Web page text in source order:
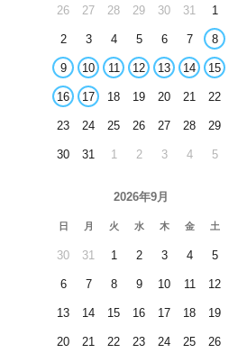
26 27 28 29 30 31 1
2 3 4 5 6 7 8
9 10 11 12 13 14 15
16 17 18 19 20 21 22
23 24 25 26 27 28 29
30 31 1 2 3 4 5
2026年9月
日 月 火 水 木 金 土
30 31 1 2 3 4 5
6 7 8 9 10 11 12
13 14 15 16 17 18 19
20 21 22 23 24 25 26